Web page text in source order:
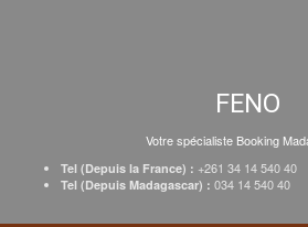
FENO
Votre spécialiste Booking
Tel (Depuis la France) : +261 34 14 540 40
Tel (Depuis Madagascar) : 034 14 540 40